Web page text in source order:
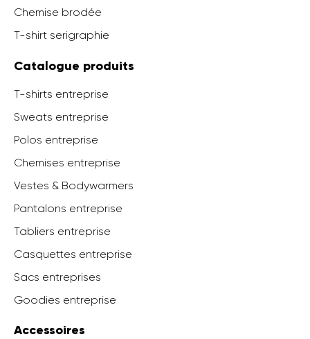
Chemise brodée
T-shirt serigraphie
Catalogue produits
T-shirts entreprise
Sweats entreprise
Polos entreprise
Chemises entreprise
Vestes & Bodywarmers
Pantalons entreprise
Tabliers entreprise
Casquettes entreprise
Sacs entreprises
Goodies entreprise
Accessoires